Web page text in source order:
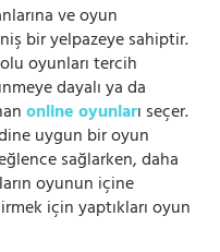
ve oyun
bir yelpazeye sahiptir.
oyunları tercih
dayalı ya da
online oyunları seçer.
uygun bir oyun
sağlarken, daha
oyunun içine
için yaptıkları oyun